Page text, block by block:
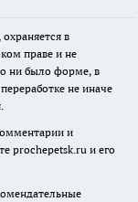
в
праве и не
ни было форме, в
не иначе
и
prochepetsk.ru и его